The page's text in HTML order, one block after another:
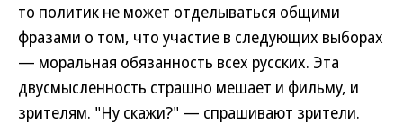
то политик не может отделываться общими
фразами о том, что участие в следующих выборах
— моральная обязанность всех русских. Эта
двусмысленность страшно мешает и фильму, и
зрителям. "Ну скажи?" — спрашивают зрители.